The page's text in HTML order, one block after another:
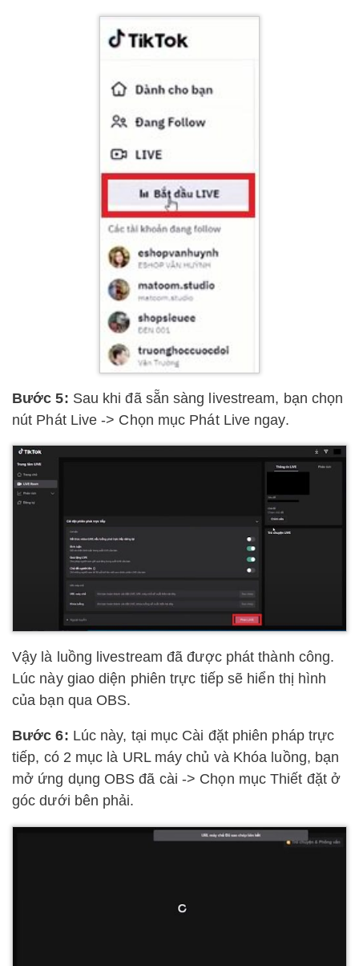
Bước 5: Sau khi đã sẵn sàng livestream, bạn chọn
nút Phát Live -> Chọn mục Phát Live ngay.
Vậy là luồng livestream đã được phát thành công.
Lúc này giao diện phiên trực tiếp sẽ hiển thị hình
của bạn qua OBS.
Bước 6: Lúc này, tại mục Cài đặt phiên pháp trực
tiếp, có 2 mục là URL máy chủ và Khóa luồng, bạn
mở ứng dụng OBS đã cài -> Chọn mục Thiết đặt ở
góc dưới bên phải.